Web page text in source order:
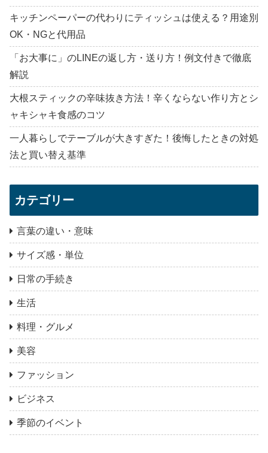
キッチンペーパーの代わりにティッシュは使える？用途別
OK・NGと代用品
「お大事に」のLINEの返し方・送り方！例文付きで徹底
解説
大根スティックの辛味抜き方法！辛くならない作り方とシ
ャキシャキ食感のコツ
一人暮らしでテーブルが大きすぎた！後悔したときの対処
法と買い替え基準
カテゴリー
言葉の違い・意味
サイズ感・単位
日常の手続き
生活
料理・グルメ
美容
ファッション
ビジネス
季節のイベント